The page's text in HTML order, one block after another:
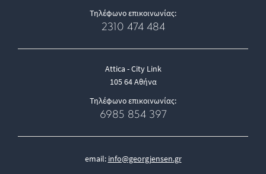
Τηλέφωνο επικοινωνίας:
2310 474 484
Attica - City Link
105 64 Αθήνα
Τηλέφωνο επικοινωνίας:
6985 854 397
email: info@georgjensen.gr